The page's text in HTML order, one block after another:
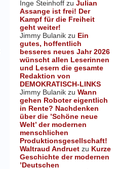
Inge Steinhoff zu Julian
Assange ist frei! Der
Kampf für die Freiheit
geht weiter!
Jimmy Bulanik zu Ein
gutes, hoffentlich
besseres neues Jahr 2026
wünscht allen Leserinnen
und Lesern die gesamte
Redaktion von
DEMOKRATISCH-LINKS
Jimmy Bulanik zu Wann
gehen Roboter eigentlich
in Rente? Nachdenken
über die ’Schöne neue
Welt’ der modernen
menschlichen
Produktionsgesellschaft!
Waltraud Andruet zu Kurze
Geschichte der modernen
’Deutschen